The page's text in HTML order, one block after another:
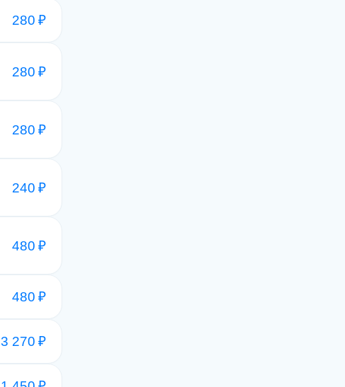
280 ₽
280 ₽
280 ₽
240 ₽
480 ₽
480 ₽
3 270 ₽